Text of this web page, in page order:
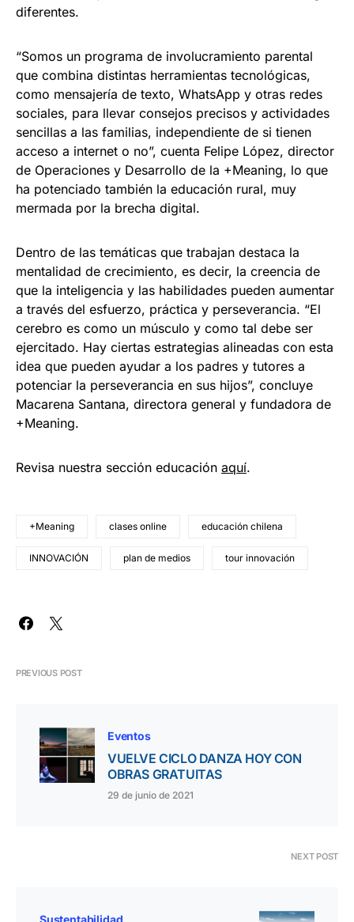
diferentes.
“Somos un programa de involucramiento parental
que combina distintas herramientas tecnológicas,
como mensajería de texto, WhatsApp y otras redes
sociales, para llevar consejos precisos y actividades
sencillas a las familias, independiente de si tienen
acceso a internet o no”, cuenta Felipe López, director
de Operaciones y Desarrollo de la +Meaning, lo que
ha potenciado también la educación rural, muy
mermada por la brecha digital.
Dentro de las temáticas que trabajan destaca la
mentalidad de crecimiento, es decir, la creencia de
que la inteligencia y las habilidades pueden aumentar
a través del esfuerzo, práctica y perseverancia. “El
cerebro es como un músculo y como tal debe ser
ejercitado. Hay ciertas estrategias alineadas con esta
idea que pueden ayudar a los padres y tutores a
potenciar la perseverancia en sus hijos”, concluye
Macarena Santana, directora general y fundadora de
+Meaning.
Revisa nuestra sección educación aquí.
+Meaning clases online educación chilena
INNOVACIÓN plan de medios tour innovación
PREVIOUS POST
Eventos
VUELVE CICLO DANZA HOY CON
OBRAS GRATUITAS
29 de junio de 2021
NEXT POST